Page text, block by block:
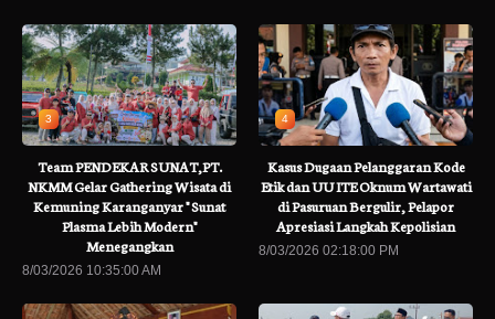
3
Team PENDEKAR SUNAT,PT.
NKMM Gelar Gathering Wisata di
Kemuning Karanganyar " Sunat
Plasma Lebih Modern"
Menegangkan
8/03/2026 10:35:00 AM
4
Kasus Dugaan Pelanggaran Kode
Etik dan UU ITE Oknum Wartawati
di Pasuruan Bergulir, Pelapor
Apresiasi Langkah Kepolisian
8/03/2026 02:18:00 PM